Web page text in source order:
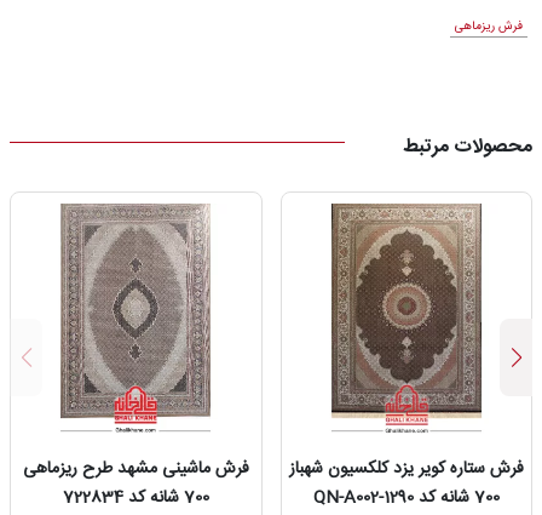
فرش ریزماهی
محصولات مرتبط
فرش مشهد 700 شانه طرح ریزماهی
کد 87034
فرش زمرد مشهد 700 شانه کد
14016 ریزماهی